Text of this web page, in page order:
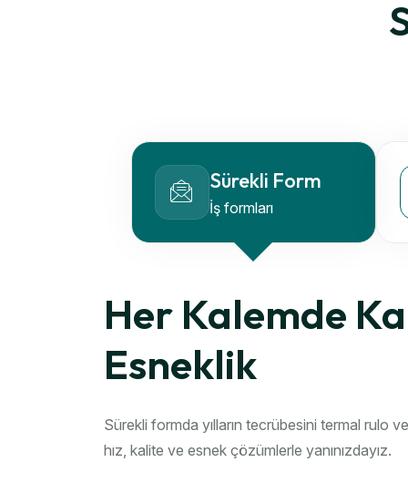
Sürekli Form
İş formları
Her Kalemde
Esneklik
Sürekli formda yılların tecrübesini termal rulo
hız, kalite ve esnek çözümlerle yanınızdayız.